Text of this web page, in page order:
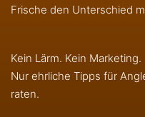
Frische den Unterschied
Kein Lärm. Kein Marketing.
Nur ehrliche Tipps für
raten.